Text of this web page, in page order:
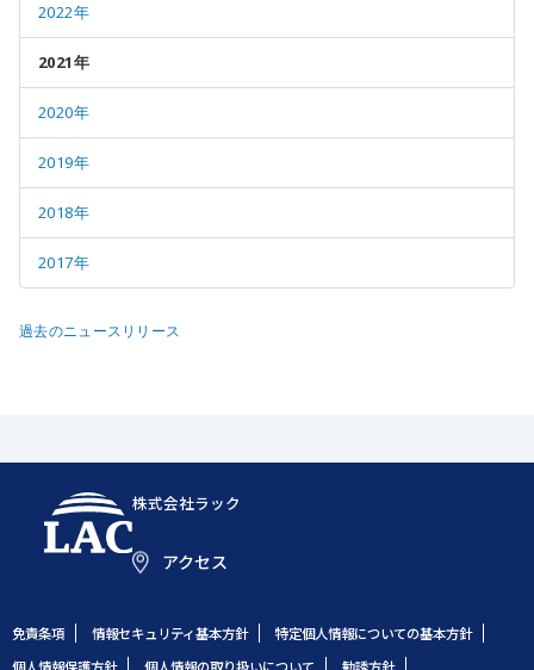
2022年
2021年
2020年
2019年
2018年
2017年
過去のニュースリリース
株式会社ラック
アクセス
免責条項 情報セキュリティ基本方針
特定個人情報についての基本方針